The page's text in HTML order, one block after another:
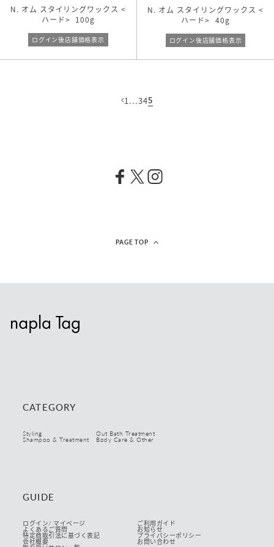
ビックサイズ
リフィル
キーワード検索
N. オム スタイリングワックス <
ハード>
100g
ログイン後店舗価格表示
N. オム スタイリングワックス <
ハード>
40g
ログイン後店舗価格表示
1 ...345
PAGE TOP
CATEGORY
Styling Out Bath Treatment
Shampoo & Treatment Body Care & Other
GUIDE
ログイン/ マイページ ご利用ガイド
よくあるご質問 お知らせ
特定商取引法に基づく表記 プライバシーポリシー
会社概要 お問い合わせ